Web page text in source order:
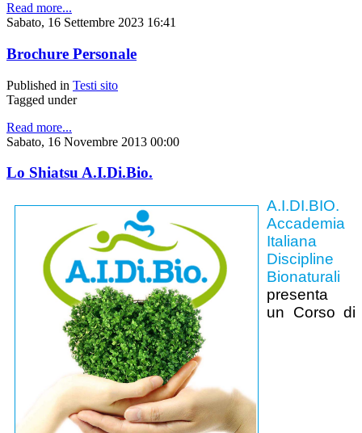
Read more...
Sabato, 16 Settembre 2023 16:41
Brochure Personale
Published in Testi sito
Tagged under
Read more...
Sabato, 16 Novembre 2013 00:00
Lo Shiatsu A.I.Di.Bio.
A.I.DI.BIO.
Accademia
Italiana
Discipline
Bionaturali
presenta
un Corso di